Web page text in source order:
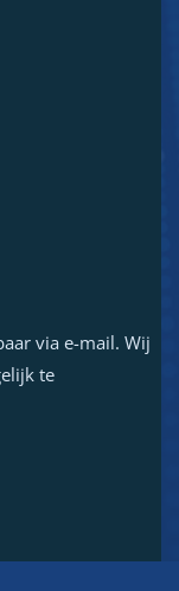
via e-mail. Wij
te